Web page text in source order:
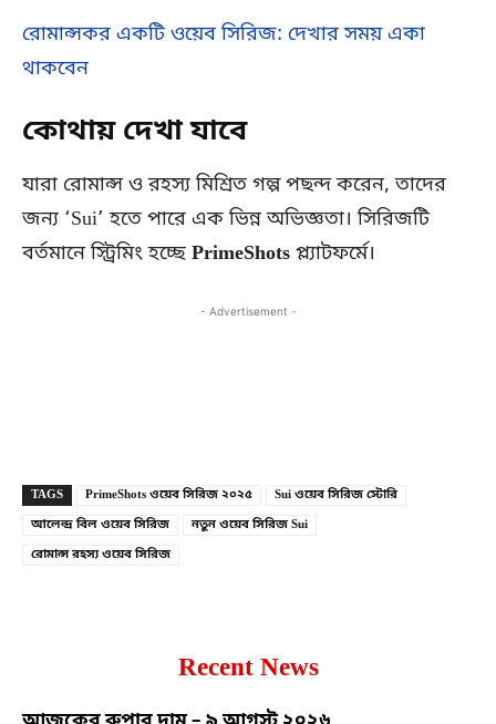
রোমান্সকর একটি ওয়েব সিরিজ: দেখার সময় একা
থাকবেন
কোথায় দেখা যাবে
যারা রোমান্স ও রহস্য মিশ্রিত গল্প পছন্দ করেন, তাদের
জন্য ‘Sui’ হতে পারে এক ভিন্ন অভিজ্ঞতা। সিরিজটি
বর্তমানে স্ট্রিমিং হচ্ছে PrimeShots প্ল্যাটফর্মে।
- Advertisement -
TAGS PrimeShots ওয়েব সিরিজ ২০২৫
Sui ওয়েব সিরিজ স্টোরি
আলেন্দ্র বিল ওয়েব সিরিজ
নতুন ওয়েব সিরিজ Sui
রোমান্স রহস্য ওয়েব সিরিজ
Recent News